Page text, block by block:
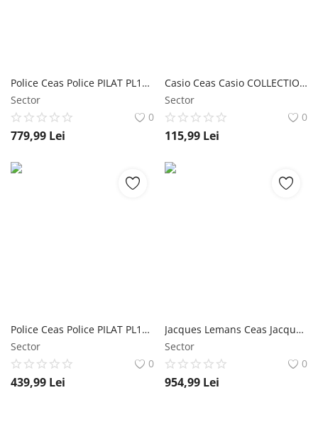
Police Ceas Police PILAT PL16037BSR.32M
Sector
0
779,99 Lei
Casio Ceas Casio COLLECTION LA-20WH-4A1
Sector
0
115,99 Lei
Police Ceas Police PILAT PL16037BS.04M
Sector
0
439,99 Lei
Jacques Lemans Ceas Jacques Lemans LA PASSION LP-132K
Sector
0
954,99 Lei